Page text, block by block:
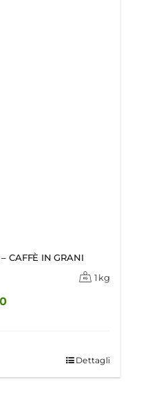
CAFFÈ IN GRANI
1kg
Dettagli